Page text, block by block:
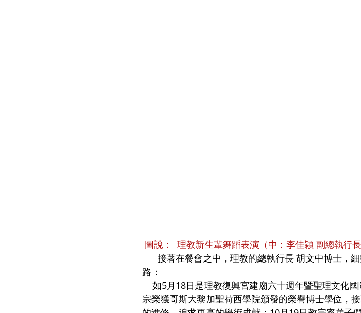
圖說：  理教新生輩舞蹈表演（中：李佳穎 副總執行長
路：
宗榮獲哥斯大黎加聖荷西學院頒發的榮譽博士學位，